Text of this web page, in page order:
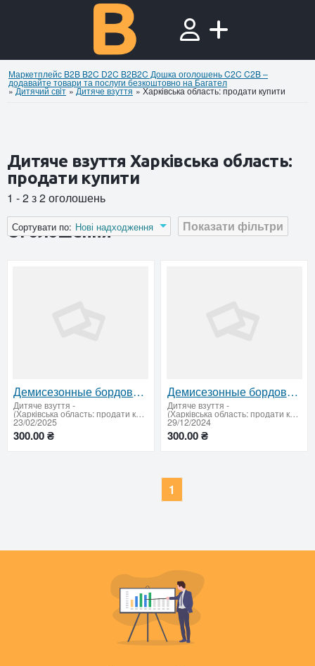
Маркетплейс B2B B2C D2C B2B2C Дошка оголошень C2C C2B –
додавайте товари та послуги безкоштовно на Багател
»Дитячий свiт »Дитяче взуття »Харківська область: продати купити
Дитяче взуття Харківська область:
продати купити
1 - 2 з 2 оголошень
Показати фільтри
Сортувати по: Нові надходження
Оголошення
Демисезонные бордовые ботинки для девочки, р. 34 – отличное состояние!
Дитяче взуття -
(Харківська область: продати купити)
23/02/2025
300.00 ₴
Демисезонные бордовые ботинки для девочки, 34 размер — идеальное состояние
Дитяче взуття -
(Харківська область: продати купити)
29/12/2024
300.00 ₴
1